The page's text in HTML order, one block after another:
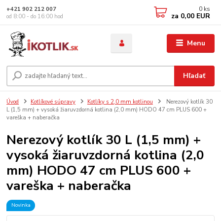
Menu
Hľadať
+421 902 212 007
od 8:00 - do 16:00 hod
0 ks
za 0,00 EUR
Úvod Kotlíkové súpravy Kotlíky s 2,0 mm kotlinou
Nerezový kotlík 30
L (1,5 mm) + vysoká žiaruvzdorná kotlina (2,0 mm) HODO 47 cm PLUS 600 +
vareška + naberačka
Nerezový kotlík 30 L (1,5 mm) +
vysoká žiaruvzdorná kotlina (2,0
mm) HODO 47 cm PLUS 600 +
vareška + naberačka
Novinka